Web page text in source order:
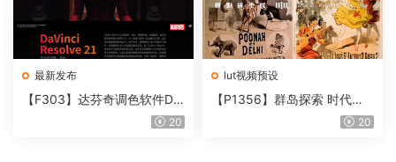
最新发布
【F303】达芬奇调色软件Da
Vinci Resolve Studio21.0.320
lut视频预设
【P1356】群岛探索 时代马
戏团 – QUEST 60 调色预设A
20